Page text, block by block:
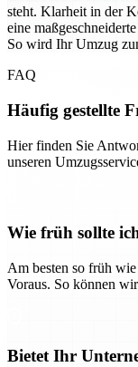
steht. Klarheit in der
eine
So wird Ihr Umzug
FAQ
Häufig gestellte
Hier finden Sie
unseren
Wie früh sollte
Am besten so früh
Voraus. So können
Bietet Ihr